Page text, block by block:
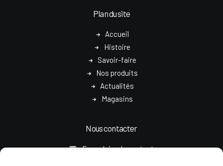
Plan du site
Accueil
Histoire
Savoir-faire
Nos produits
Actualités
Magasins
Nous contacter
Formulaire de contact